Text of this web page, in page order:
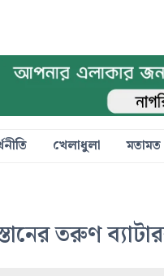
খেলাধুলা মতামত
তরুণ